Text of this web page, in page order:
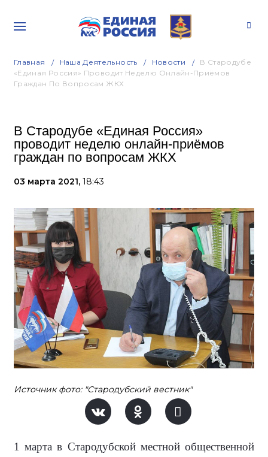
Главная Наша Деятельность Новости
В Стародубе
«Единая Россия» Проводит Неделю Онлайн-Приёмов
Граждан По Вопросам ЖКХ
В Стародубе «Единая Россия»
проводит неделю онлайн-приёмов
граждан по вопросам ЖКХ
03 марта 2021, 18:43
Источник фото: "Стародубский вестник"
1 марта в Стародубской местной общественной